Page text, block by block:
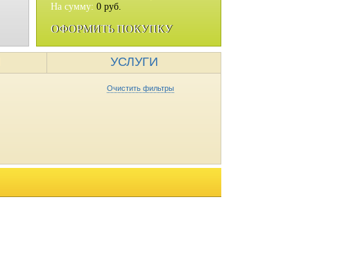
На сумму: 0 руб.
ОФОРМИТЬ ПОКУПКУ
УСЛУГИ
Очистить фильтры